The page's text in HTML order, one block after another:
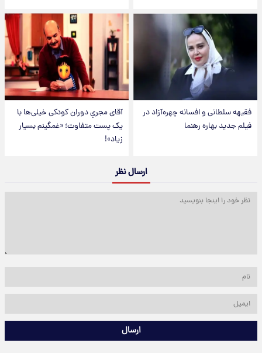
فقیهه سلطانی و افسانه چهره‌آزاد در
فیلم جدید بهاره رهنما
آقای مجریِ دوران کودکی خیلی‌ها با
یک پست متفاوت؛ «غمگینم بسیار
زیاد»!
ارسال نظر
ارسال